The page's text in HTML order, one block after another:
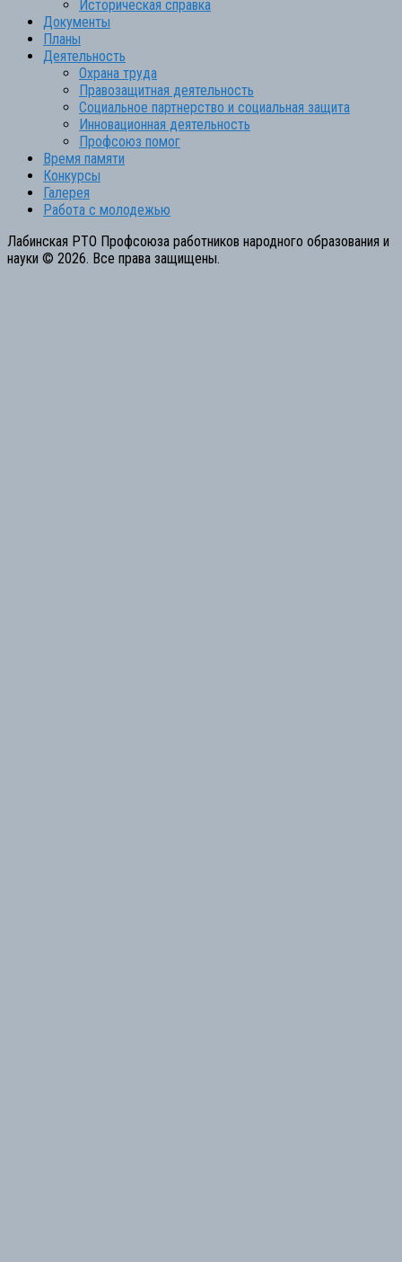
Историческая справка
Документы
Планы
Деятельность
Охрана труда
Правозащитная деятельность
Социальное партнерство и социальная защита
Инновационная деятельность
Профсоюз помог
Время памяти
Конкурсы
Галерея
Работа с молодежью
Лабинская РТО Профсоюза работников народного образования и
науки © 2026. Все права защищены.